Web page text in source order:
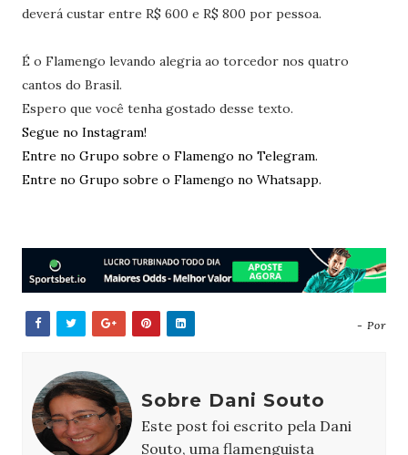
deverá custar entre R$ 600 e R$ 800 por pessoa.
É o Flamengo levando alegria ao torcedor nos quatro
cantos do Brasil.
Espero que você tenha gostado desse texto.
Segue no Instagram!
Entre no Grupo sobre o Flamengo no Telegram.
Entre no Grupo sobre o Flamengo no Whatsapp.
- Por
Sobre Dani Souto
Este post foi escrito pela Dani
Souto, uma flamenguista